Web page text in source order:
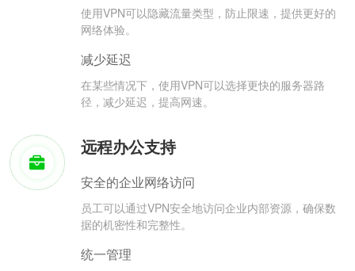
使用VPN可以隐藏流量类型，防止限速，提供更好的
网络体验。
减少延迟
在某些情况下，使用VPN可以选择更快的服务器路
径，减少延迟，提高网速。
远程办公支持
安全的企业网络访问
员工可以通过VPN安全地访问企业内部资源，确保数
据的机密性和完整性。
统一管理